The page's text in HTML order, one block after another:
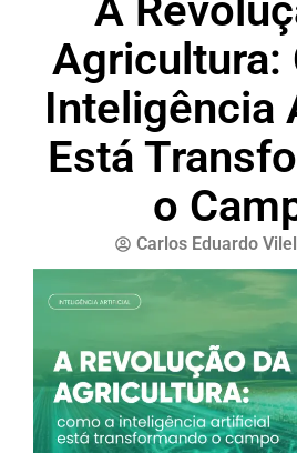
A
Agricultura:
Inteligência
Está
o
Carlos Eduardo